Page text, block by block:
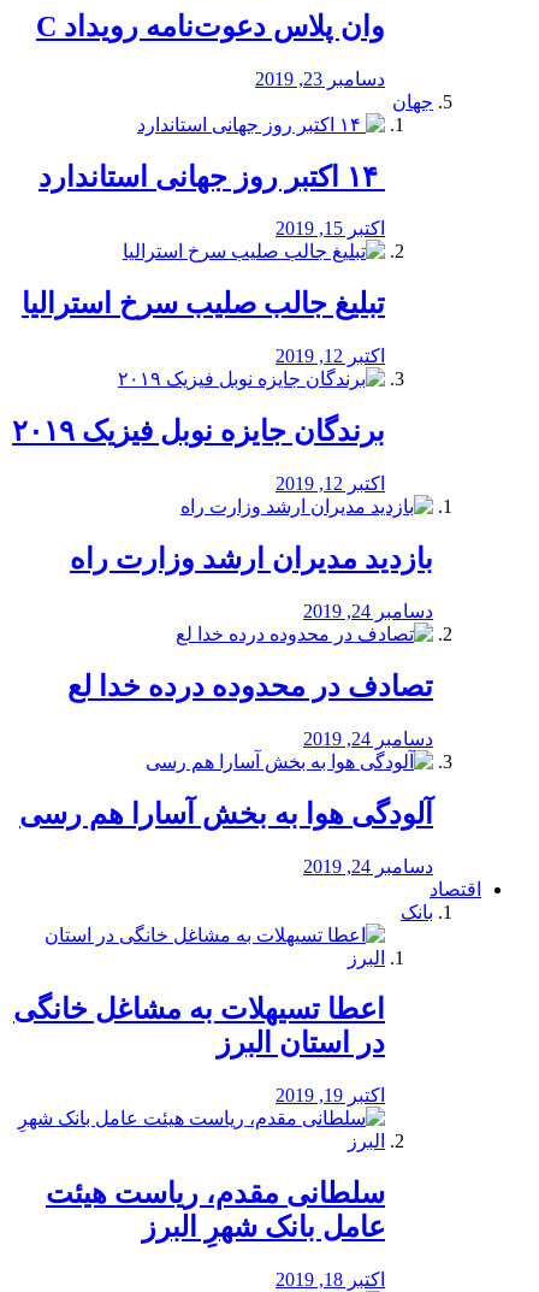
وان پلاس دعوت‌نامه رویداد C
دسامبر 23, 2019
جهان
اکتبر 15, 2019
تبلیغ جالب صلیب سرخ استرالیا
اکتبر 12, 2019
برندگان جایزه نوبل فیزیک ۲۰۱۹
اکتبر 12, 2019
بازدید مدیران ارشد وزارت راه
دسامبر 24, 2019
تصادف در محدوده درده خدا لع
دسامبر 24, 2019
آلودگی هوا به بخش آسارا هم رسی
دسامبر 24, 2019
اقتصاد
بانک
️اعطا تسیهلات به مشاغل خانگی
در استان البرز
اکتبر 19, 2019
سلطانی مقدم، ریاست هیئت
عامل بانک شهرِ البرز
اکتبر 18, 2019